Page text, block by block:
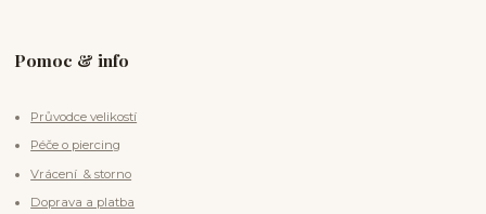
Pomoc & info
Průvodce velikostí
Péče o piercing
Vrácení & storno
Doprava a platba